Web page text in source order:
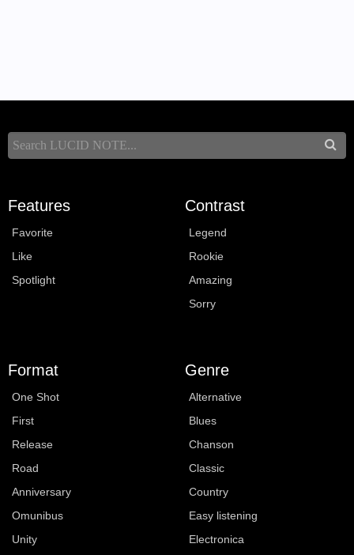
Features
Favorite
Like
Spotlight
Contrast
Legend
Rookie
Amazing
Sorry
Format
One Shot
First
Release
Road
Anniversary
Omunibus
Unity
Genre
Alternative
Blues
Chanson
Classic
Country
Easy listening
Electronica